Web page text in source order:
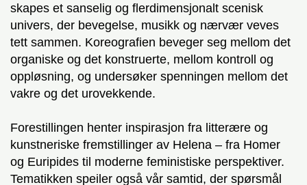
skapes et sanselig og flerdimensjonalt scenisk
univers, der bevegelse, musikk og nærvær veves
tett sammen. Koreografien beveger seg mellom det
organiske og det konstruerte, mellom kontroll og
oppløsning, og undersøker spenningen mellom det
vakre og det urovekkende.
Forestillingen henter inspirasjon fra litterære og
kunstneriske fremstillinger av Helena – fra Homer
og Euripides til moderne feministiske perspektiver.
Tematikken speiler også vår samtid, der spørsmål